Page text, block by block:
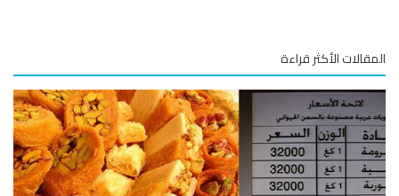
المقالات الأكثر قراءة